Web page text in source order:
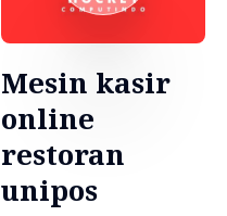
Mesin kasir
online
restoran
unipos